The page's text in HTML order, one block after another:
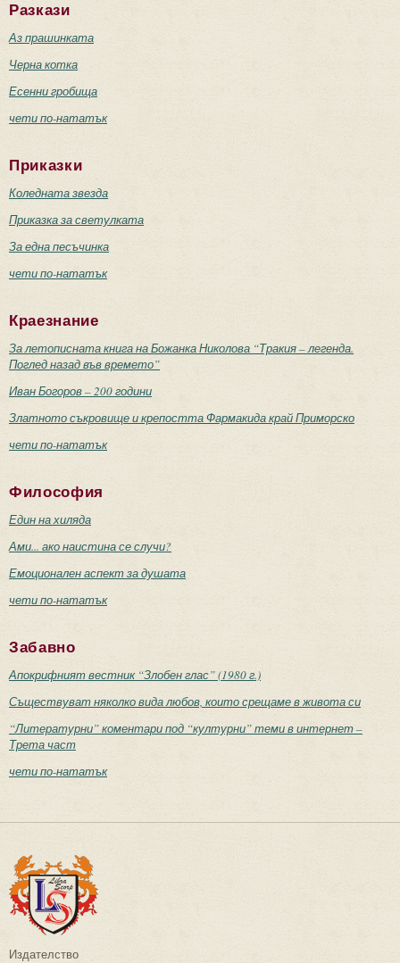
Разкази
Аз прашинката
Черна котка
Есенни гробища
чети по-нататък
Приказки
Коледната звезда
Приказка за светулката
За една песъчинка
чети по-нататък
Краезнание
За летописната книга на Божанка Николова “Тракия – легенда.
Поглед назад във времето”
Иван Богоров – 200 години
Златното съкровище и крепостта Фармакида край Приморско
чети по-нататък
Философия
Един на хиляда
Ами... ако наистина се случи?
Емоционален аспект за душата
чети по-нататък
Забавно
Апокрифният вестник “Злобен глас” (1980 г.)
Съществуват няколко вида любов, които срещаме в живота си
“Литературни” коментари под “културни” теми в интернет –
Трета част
чети по-нататък
Издателство